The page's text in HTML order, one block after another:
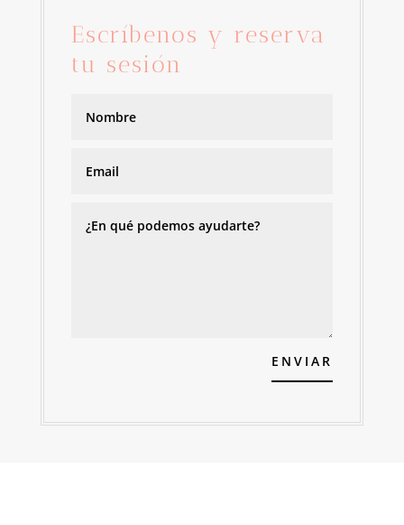
Escríbenos y reserva
tu sesión
ENVIAR